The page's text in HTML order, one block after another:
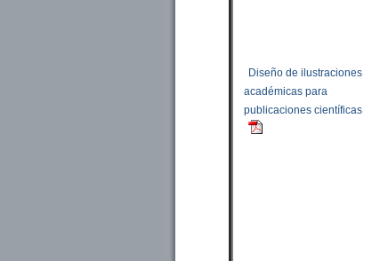
Diseño de ilustraciones
académicas para
publicaciones científicas